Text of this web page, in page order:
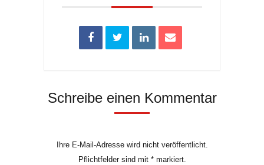
Schreibe einen Kommentar
Ihre E-Mail-Adresse wird nicht veröffentlicht.
Pflichtfelder sind mit *markiert.